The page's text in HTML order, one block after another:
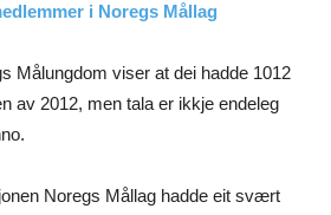
i Noregs Mållag
Målungdom viser at dei hadde 1012
av 2012, men tala er ikkje endeleg
Noregs Mållag hadde eit svært